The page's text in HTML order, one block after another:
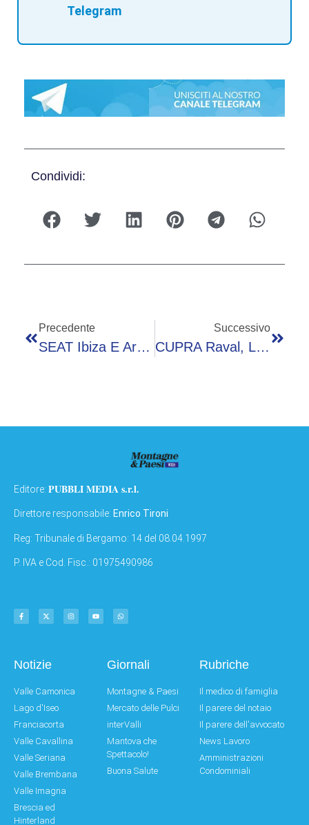
Telegram
Condividi:
Precedente
SEAT Ibiza E Arona Si Aggiornano Con Nuovi Colori E Più Dotazioni
Successivo
CUPRA Raval, La Compatta Elettrica Che Punta Sulle Emozioni
Editore: PUBBLI MEDIA s.r.l.
Direttore responsabile: Enrico Tironi
Reg: Tribunale di Bergamo: 14 del 08.04.1997
P. IVA e Cod. Fisc.: 01975490986
Notizie
Valle Camonica
Lago d'Iseo
Franciacorta
Valle Cavallina
Valle Seriana
Valle Brembana
Valle Imagna
Brescia ed
Hinterland
Giornali
Montagne & Paesi
Mercato delle Pulci
interValli
Mantova che
Spettacolo!
Buona Salute
Rubriche
Il medico di famiglia
Il parere del notaio
Il parere dell'avvocato
News Lavoro
Amministrazioni
Condominiali